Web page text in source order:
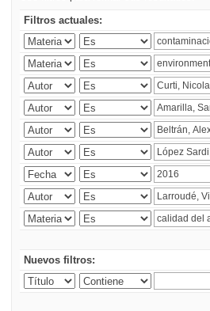
Filtros actuales:
Nuevos filtros: